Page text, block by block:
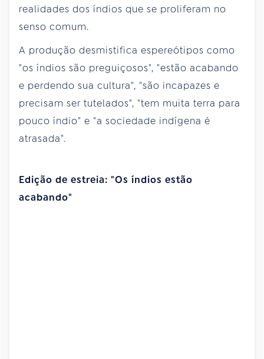
realidades dos índios que se proliferam no
senso comum.
A produção desmistifica espereótipos como
"os índios são preguiçosos", "estão acabando
e perdendo sua cultura", "são incapazes e
precisam ser tutelados", "tem muita terra para
pouco índio" e "a sociedade indígena é
atrasada".
Edição de estreia: "Os índios estão
acabando"